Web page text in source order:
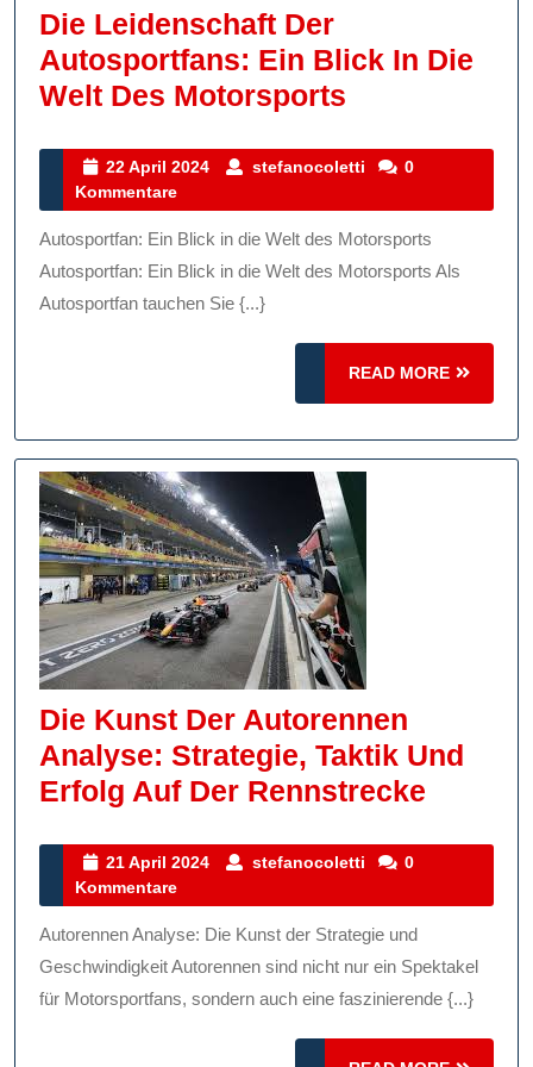
Die Leidenschaft Der
Autosportfans: Ein Blick In Die
Welt Des Motorsports
Der
Ein
Blick
Die
Welt
Motorsports
22 April 2024
22
2024
stefanocoletti stefanocoletti
0
Kommentare
Autosportfan: Ein Blick in die Welt des Motorsports
Autosportfan: Ein Blick in die Welt des Motorsports Als
Autosportfan tauchen Sie {...}
READ MORE
READ
MORE
Die Kunst Der Autorennen
Analyse: Strategie, Taktik Und
Erfolg Auf Der Rennstrecke
Taktik
Und
21 April 2024
21
2024
stefanocoletti stefanocoletti
0
Kommentare
Autorennen Analyse: Die Kunst der Strategie und
Geschwindigkeit Autorennen sind nicht nur ein Spektakel
für Motorsportfans, sondern auch eine faszinierende {...}